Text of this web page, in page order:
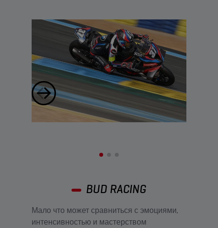
BUD RACING
Мало что может сравниться с эмоциями,
интенсивностью и мастерством